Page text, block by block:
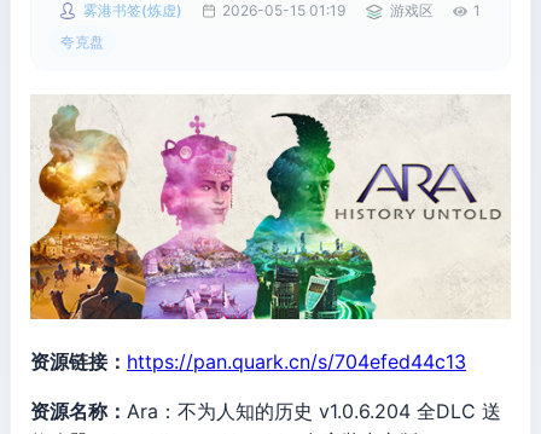
雾港书签(炼虚) 2026-05-15 01:19 游戏区
1
夸克盘
资源链接： https://pan.quark.cn/s/704efed44c13
资源名称： Ara：不为人知的历史 v1.0.6.204 全DLC 送